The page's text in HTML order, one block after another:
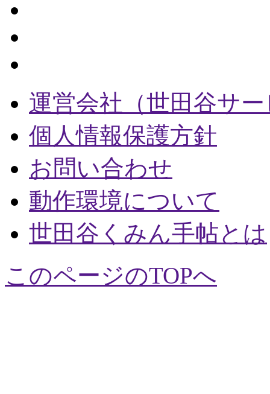
運営会社（世田谷サ
個人情報保護方針
お問い合わせ
動作環境について
世田谷くみん手帖とは
このページのTOPへ